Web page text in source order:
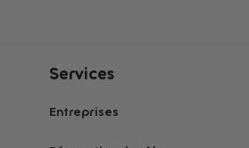
Services
Entreprises